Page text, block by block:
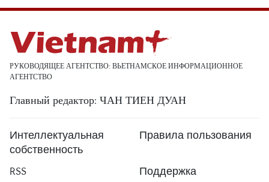
РУКОВОДЯЩЕЕ АГЕНТСТВО: ВЬЕТНАМСКОЕ ИНФОРМАЦИОННОЕ
АГЕНТСТВО
Главный редактор: ЧАН ТИЕН ДУАН
Интеллектуальная
собственность
Правила пользования
RSS Поддержка